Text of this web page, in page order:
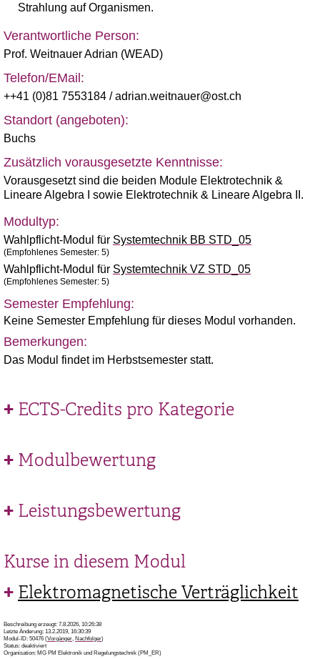
Strahlung auf Organismen.
Verantwortliche Person:
Prof. Weitnauer Adrian (WEAD)
Telefon/EMail:
++41 (0)81 7553184 / adrian.weitnauer@ost.ch
Standort (angeboten):
Buchs
Zusätzlich vorausgesetzte Kenntnisse:
Vorausgesetzt sind die beiden Module Elektrotechnik &
Lineare Algebra I sowie Elektrotechnik & Lineare Algebra II.
Modultyp:
Wahlpflicht-Modul für Systemtechnik BB STD_05
(Empfohlenes Semester: 5)
Wahlpflicht-Modul für Systemtechnik VZ STD_05
(Empfohlenes Semester: 5)
Semester Empfehlung:
Keine Semester Empfehlung für dieses Modul vorhanden.
Bemerkungen:
Das Modul findet im Herbstsemester statt.
ECTS-Credits pro Kategorie
Modulbewertung
Leistungsbewertung
Kurse in diesem Modul
Elektromagnetische Verträglichkeit
Beschreibung erzeugt: 7.8.2026, 10:26:38
Letzte Änderung: 13.2.2019, 16:30:39
Modul-ID: 50476 (Vorgänger, Nachfolger)
Status: deaktiviert
Organisation: MG PM Elektronik und Regelungstechnik (PM_ER)